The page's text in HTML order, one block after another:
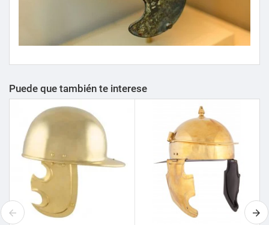
Puede que también te interese